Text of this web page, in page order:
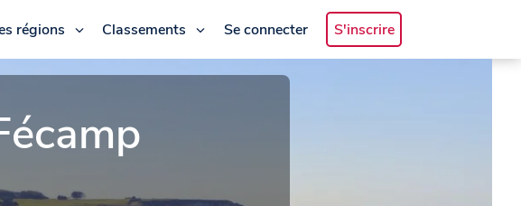
régions Classements Se connecter S'inscrire